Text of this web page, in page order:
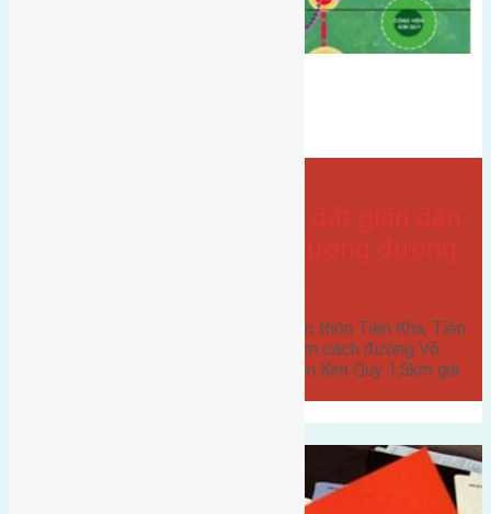
Cần bán 60m2 (4×15) đất giãn dân
thôn Tiên Kha, Tiên Dương đường
Cần bán 60m2 (4x15) đất giãn dân thôn Tiên Kha, Tiên
Dương đường rộng 5m hướng Nam cách đường Võ
Nguyên Giáp 900m cách công viên Kim Quy 1,5km giá